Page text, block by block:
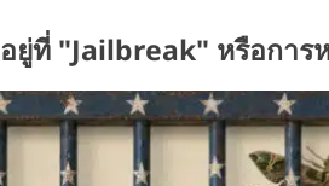
ยู่ที่ "Jailbreak" หรือกา